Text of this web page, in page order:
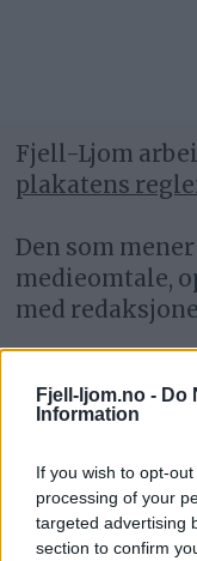
Fjell-ljom.no - Do
Information
If you wish to opt-
processing of your
targeted advertising
section to confirm
Fjell-Ljom
plakatens
Den som
medieomtale,
med
klageorgan
For
www.presse.no